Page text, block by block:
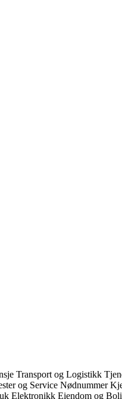
Transport og Logistikk
og Service Nødnummer
Elektronikk Eiendom og